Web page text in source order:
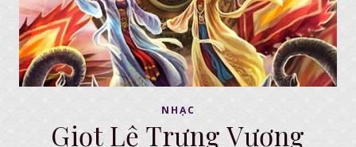
NHẠC
Giọt Lệ Trưng Vương